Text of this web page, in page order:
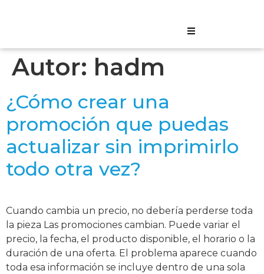
Autor: hadm
¿Cómo crear una
promoción que puedas
actualizar sin imprimirlo
todo otra vez?
Cuando cambia un precio, no debería perderse toda
la pieza Las promociones cambian. Puede variar el
precio, la fecha, el producto disponible, el horario o la
duración de una oferta. El problema aparece cuando
toda esa información se incluye dentro de una sola